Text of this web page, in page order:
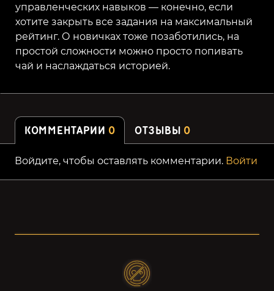
управленческих навыков — конечно, если
хотите закрыть все задания на максимальный
рейтинг. О новичках тоже позаботились, на
простой сложности можно просто попивать
чай и наслаждаться историей.
КОММЕНТАРИИ 0 ОТЗЫВЫ 0
Войдите, чтобы оставлять комментарии. Войти